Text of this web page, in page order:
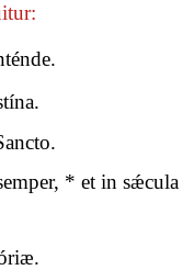
* et in sǽcula